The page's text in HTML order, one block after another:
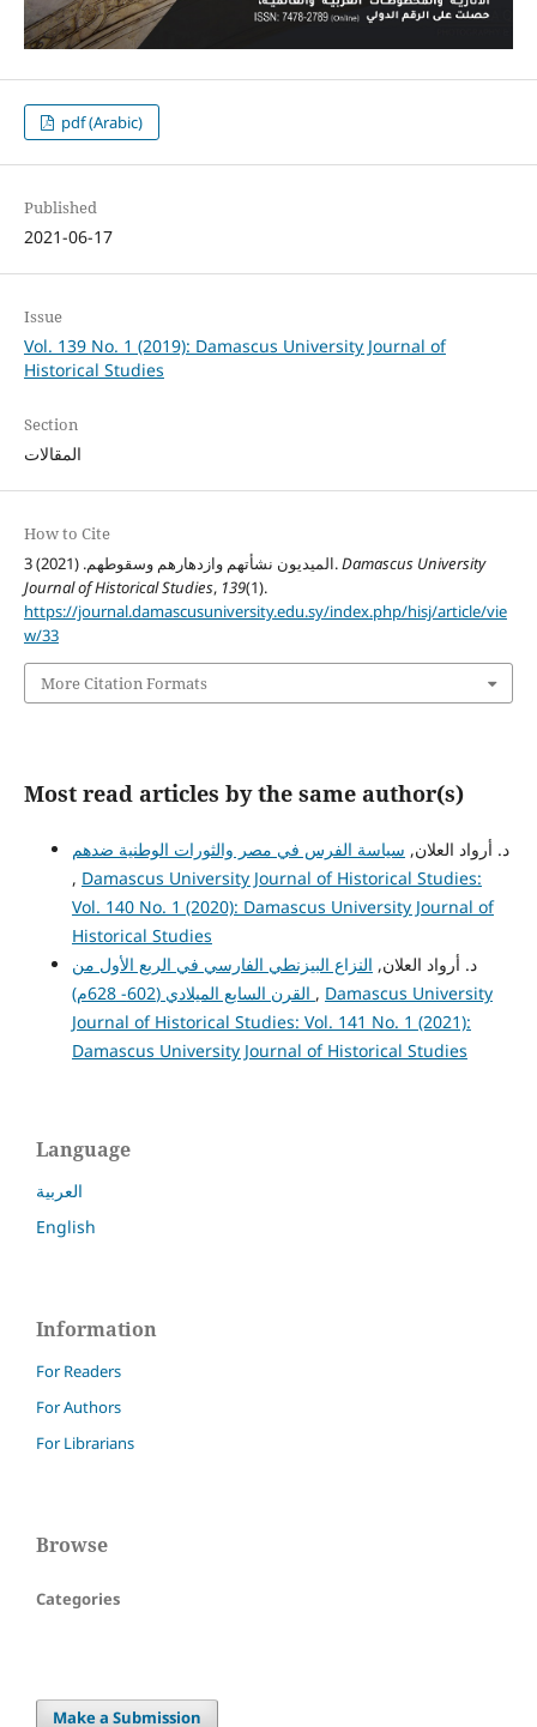
pdf (Arabic)
Published
2021-06-17
Issue
Vol. 139 No. 1 (2019): Damascus University Journal of
Historical Studies
Section
المقالات
How to Cite
3 الميديون نشأتهم وازدهارهم وسقوطهم. (2021).Damascus University
Journal of Historical Studies, 139(1).
https://journal.damascusuniversity.edu.sy/index.php/hisj/article/vie
w/33
More Citation Formats
Most read articles by the same author(s)
د. أرواد العلان, سياسة الفرس في مصر والثورات الوطنية ضدهم
, Damascus University Journal of Historical Studies:
Vol. 140 No. 1 (2020): Damascus University Journal of
Historical Studies
د. أرواد العلان, النزاع البيزنطي الفارسي في الربع الأول من
, Damascus University
Journal of Historical Studies: Vol. 141 No. 1 (2021):
Damascus University Journal of Historical Studies
Language
العربية
English
Information
For Readers
For Authors
For Librarians
Browse
Categories
Make a Submission